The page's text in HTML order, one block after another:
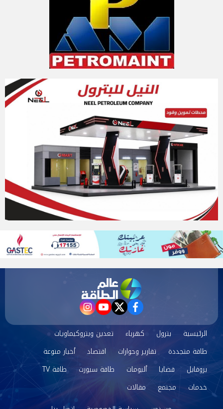
facebook
twitter
youtube
instagram
الرئيسية بترول كهرباء
تعدين وبتروكيماويات
طاقة متجددة
تقارير وحوارات اقتصاد
أخبار منوعة
بروفايل
قضايا ألبومات طاقة سبورت
طاقة TV
خدمات
مجتمع
مقالات